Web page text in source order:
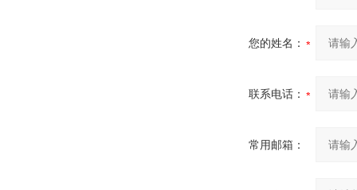
您的姓名：
联系电话：
常用邮箱：